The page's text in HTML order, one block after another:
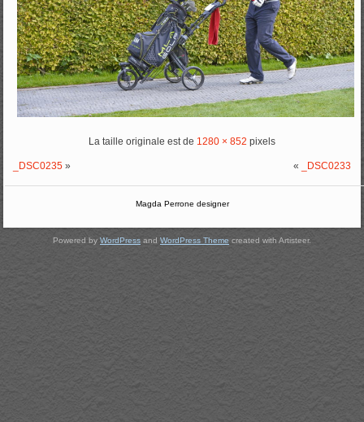
La taille originale est de 1280 × 852 pixels
_DSC0235 » « _DSC0233
Magda Perrone designer
Powered by WordPress and WordPress Theme created with Artisteer.